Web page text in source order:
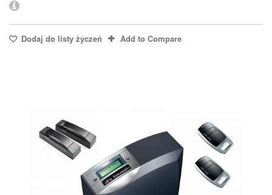
Dodaj do listy życzeń Add to Compare